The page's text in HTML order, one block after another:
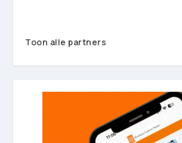
Toon alle partners